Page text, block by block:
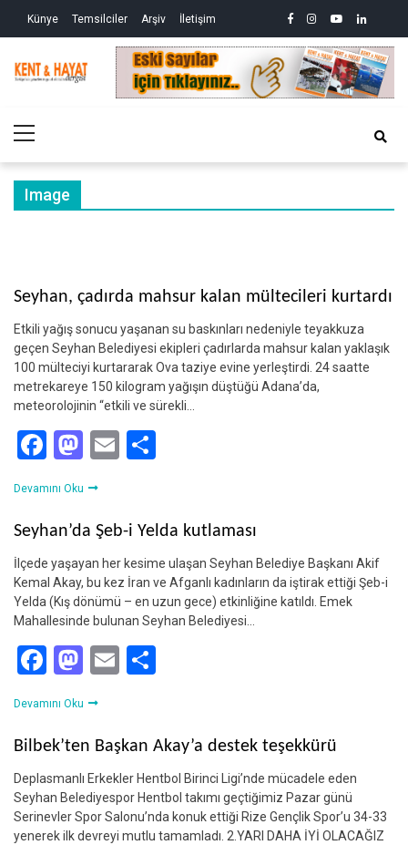
Künye Temsilciler Arşiv İletişim facebook
instagram
youtubelinkedin
ve
Kent&Hayat
Yönetim ve Genel Aktüalite Dergisi
Menu
Image
Seyhan, çadırda mahsur kalan mültecileri kurtardı
Etkili yağış sonucu yaşanan su baskınları nedeniyle teyakkuza
geçen Seyhan Belediyesi ekipleri çadırlarda mahsur kalan yaklaşık
100 mülteciyi kurtararak Ova taziye evine yerleştirdi. 24 saatte
metrekareye 150 kilogram yağışın düştüğü Adana’da,
meteorolojinin “etkili ve sürekli…
Facebook
Mastodon
Email
Devamını Oku
Seyhan’da Şeb-i Yelda kutlaması
İlçede yaşayan her kesime ulaşan Seyhan Belediye Başkanı Akif
Kemal Akay, bu kez İran ve Afganlı kadınların da iştirak ettiği Şeb-i
Yelda (Kış dönümü – en uzun gece) etkinliğine katıldı. Emek
Mahallesinde bulunan Seyhan Belediyesi…
Facebook
Mastodon
Email
Devamını Oku
Bilbek’ten Başkan Akay’a destek teşekkürü
Deplasmanlı Erkekler Hentbol Birinci Ligi’nde mücadele eden
Seyhan Belediyespor Hentbol takımı geçtiğimiz Pazar günü
Serinevler Spor Salonu’nda konuk ettiği Rize Gençlik Spor’u 34-33
yenerek ilk devreyi mutlu tamamladı. 2.YARI DAHA İYİ OLACAĞIZ